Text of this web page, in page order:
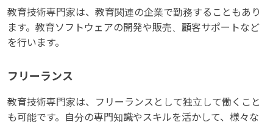
教育技術専門家は、教育関連の企業で勤務することもあり
ます。教育ソフトウェアの開発や販売、顧客サポートなど
を行います。
フリーランス
教育技術専門家は、フリーランスとして独立して働くこと
も可能です。自分の専門知識やスキルを活かして、様々な